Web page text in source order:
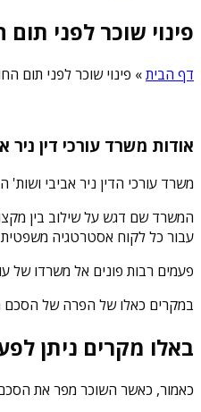
פינוי שוכר לפני תום
דף הבית» פינוי שוכר לפני תום
אודות משרד עורכי דין ניר
משרד עורכי הדין ניר אביבי
המשרד שם דגש על שילוב בין
עבור כל לקוח אסטרטגיה משפטית
פעמים רבות פונים אל משרדו של
במקרים כאלו של הפרה של הסכם
באלו מקרים ניתן
כאמור, כאשר השוכר מפר את הסכם